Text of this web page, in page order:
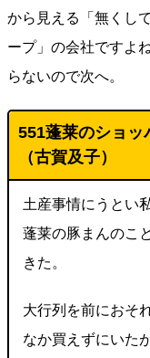
から見える「無くし
ープ」の会社ですよ
らないので次へ。
551蓬莱のショッ
（古賀及子）
土産事情にうとい
蓬莱の豚まんのこ
きた。
大行列を前におそ
なか買えずにいた